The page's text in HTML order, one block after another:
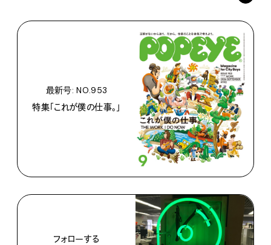
最新号: NO.953
特集「これが僕の仕事。」
フォローする